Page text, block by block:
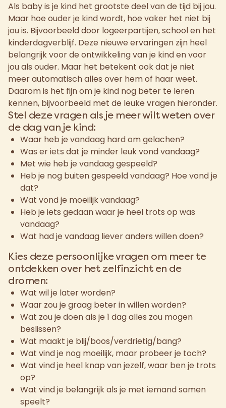
Als baby is je kind het grootste deel van de tijd bij jou.
Maar hoe ouder je kind wordt, hoe vaker het niet bij
jou is. Bijvoorbeeld door logeerpartijen, school en het
kinderdagverblijf. Deze nieuwe ervaringen zijn heel
belangrijk voor de ontwikkeling van je kind en voor
jou als ouder. Maar het betekent ook dat je niet
meer automatisch alles over hem of haar weet.
Daarom is het fijn om je kind nog beter te leren
kennen, bijvoorbeeld met de leuke vragen hieronder.
Stel deze vragen als je meer wilt weten over
de dag van je kind:
Waar heb je vandaag hard om gelachen?
Was er iets dat je minder leuk vond vandaag?
Met wie heb je vandaag gespeeld?
Heb je nog buiten gespeeld vandaag? Hoe vond je
dat?
Wat vond je moeilijk vandaag?
Heb je iets gedaan waar je heel trots op was
vandaag?
Wat had je vandaag liever anders willen doen?
Kies deze persoonlijke vragen om meer te
ontdekken over het zelfinzicht en de
dromen:
Wat wil je later worden?
Waar zou je graag beter in willen worden?
Wat zou je doen als je 1 dag alles zou mogen
beslissen?
Wat maakt je blij/boos/verdrietig/bang?
Wat vind je nog moeilijk, maar probeer je toch?
Wat vind je heel knap van jezelf, waar ben je trots
op?
Wat vind je belangrijk als je met iemand samen
speelt?